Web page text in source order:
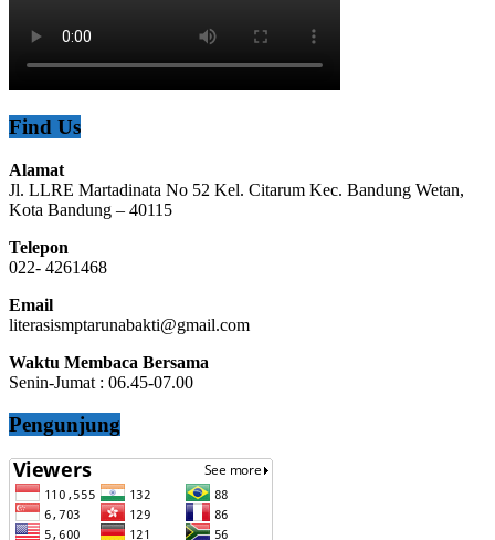
Find Us
Alamat
Jl. LLRE Martadinata No 52 Kel. Citarum Kec. Bandung Wetan,
Kota Bandung – 40115
Telepon
022- 4261468
Email
literasismptarunabakti@gmail.com
Waktu Membaca Bersama
Senin-Jumat : 06.45-07.00
Pengunjung